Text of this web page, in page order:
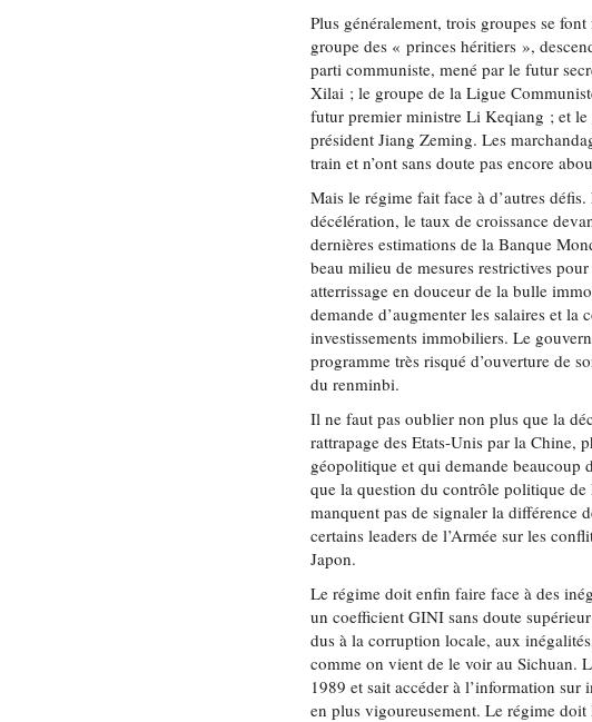
Plus généralement, trois groupes se
groupe des « princes héritiers »,
parti communiste, mené par le futur
Xilai ; le groupe de la Ligue
futur premier ministre Li Keqiang ; et le
président Jiang Zeming. Les
train et n’ont sans doute pas encore
Mais le régime fait face à d’autres
décélération, le taux de croissance
dernières estimations de la Banque
beau milieu de mesures restrictives
atterrissage en douceur de la bulle
demande d’augmenter les salaires et
investissements immobiliers. Le
programme très risqué d’ouverture de
du renminbi.
Il ne faut pas oublier non plus que la
rattrapage des Etats-Unis par la Chine,
géopolitique et qui demande beaucoup
que la question du contrôle politique de
manquent pas de signaler la différence
certains leaders de l’Armée sur les
Japon.
Le régime doit enfin faire face à des
un coefficient GINI sans doute
dus à la corruption locale, aux
comme on vient de le voir au Sichuan.
1989 et sait accéder à l’information sur
en plus vigoureusement. Le régime doit